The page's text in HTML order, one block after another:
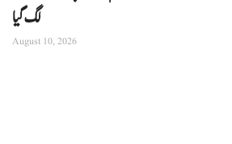
لگ گیا
August 10, 2026